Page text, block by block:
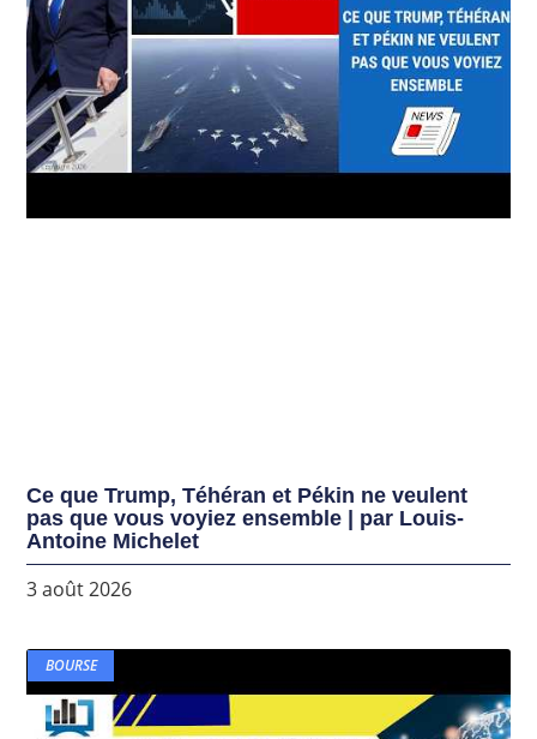
Ce que Trump, Téhéran et Pékin ne veulent
pas que vous voyiez ensemble | par Louis-
Antoine Michelet
3 août 2026
BOURSE